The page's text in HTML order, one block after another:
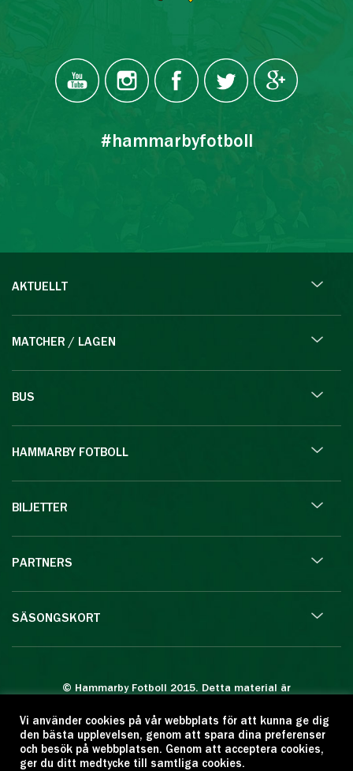
#hammarbyfotboll
AKTUELLT
MATCHER / LAGEN
BUS
HAMMARBY FOTBOLL
BILJETTER
PARTNERS
SÄSONGSKORT
© Hammarby Fotboll 2015. Detta material är
Eftertryck eller annan kopiering är förbjuden.
Citera oss gärna men ange källan:
www.hammarbyfotboll.se. Ansvarig utgivare:
Vi använder cookies på vår webbplats för att kunna ge dig
den bästa upplevelsen, genom att spara dina preferenser
och besök på webbplatsen. Genom att acceptera cookies,
ger du ditt medtycke till samtliga cookies.